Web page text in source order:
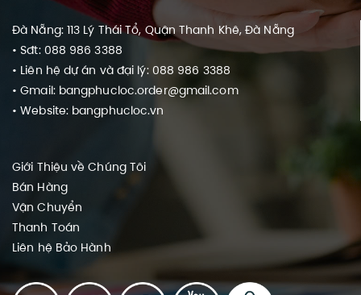
Đà Nẵng: 113 Lý Thái Tổ, Quận Thanh Khê, Đà Nẵng
• Sđt: 088 986 3388
• Liên hệ dự án và đại lý: 088 986 3388
• Gmail: bangphucloc.order@gmail.com
• Website: bangphucloc.vn
Giới Thiệu về Chúng Tôi
Bán Hàng
Vận Chuyển
Thanh Toán
Liên hệ Bảo Hành